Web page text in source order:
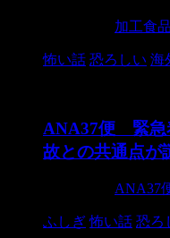
加工食品
怖い話 恐ろしい 海
ANA37便 緊急
故との共通点が
ANA37
ふしぎ 怖い話 恐ろ